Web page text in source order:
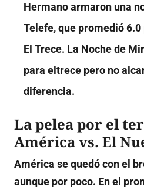
Hermano armaron una
Telefe, que promedió
El Trece. La Noche de
para eltrece pero no
diferencia.
La pelea por el
América vs. El
América se quedó con el
aunque por poco. En el